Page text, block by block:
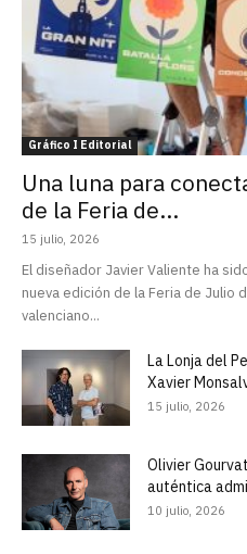
Gráfico I Editorial
Una luna para
de la Feria de...
15 julio, 2026
El diseñador Javier Valiente ha
nueva edición de la Feria de Julio
valenciano...
La Lonja del
Xavier
15 julio, 2026
Olivier
auténtica
10 julio, 2026